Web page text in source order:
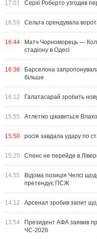
17:01 Серхі Роберто узгодив
16:59 Сельта орендувала
16:44
Матч Чорноморець —
стадіону в Одесі
16:36
Барселона
більше
16:12 Галатасарай зробить
15:55 Атлетіко цікавиться
15:50 росія завдала удару по
15:20 Спенс не перейде в
14:55
Відома позиція Челсі
претендує ПСЖ
14:12 Арсенал зробив запит
13:54
Президент АФА заявив
ЧС-2026